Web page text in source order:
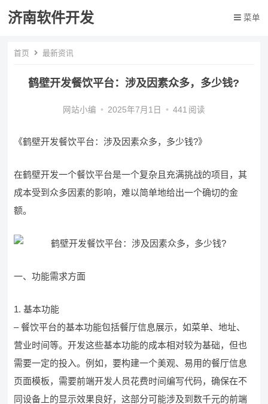
济南软件开发 菜单
首页 最新资讯
鹤壁开发餐饮平台：涉及因素众多，多少钱?
网站小编 • 2025年7月1日 • 441 阅读
《鹤壁开发餐饮平台：涉及因素众多，多少钱?》
在鹤壁开发一个餐饮平台是一个复杂且充满挑战的项目，其
成本受到众多因素的影响，难以简单地给出一个确切的金
额。
一、功能需求方面
1. 基本功能
– 餐饮平台的基本功能包括餐厅信息展示，如菜单、地址、
营业时间等。开发这些基本功能的成本相对较为基础，但也
需要一定的投入。例如，要构建一个美观、易用的餐厅信息
页面模板，需要前端开发人员花费时间编写代码，确保在不
同设备上的显示效果良好，这部分可能涉及到数千元的前端